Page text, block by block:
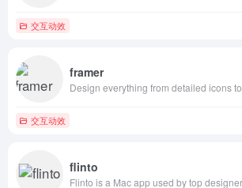
交互动效
framer
交互动效
flinto